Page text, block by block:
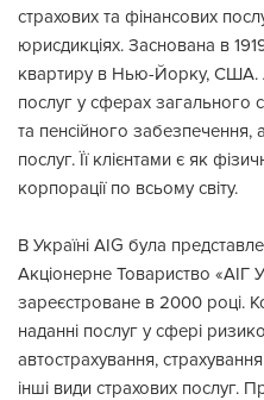
страхових та фінансових
юрисдикціях. Заснована в
квартиру в Нью-Йорку, США.
послуг у сферах загального
та пенсійного забезпечення,
послуг. Її клієнтами є як
корпорації по всьому світу.
В Україні AIG була
Акціонерне Товариство «АІГ
зареєстроване в 2000 році.
наданні послуг у сфері
автострахування,
інші види страхових послуг.